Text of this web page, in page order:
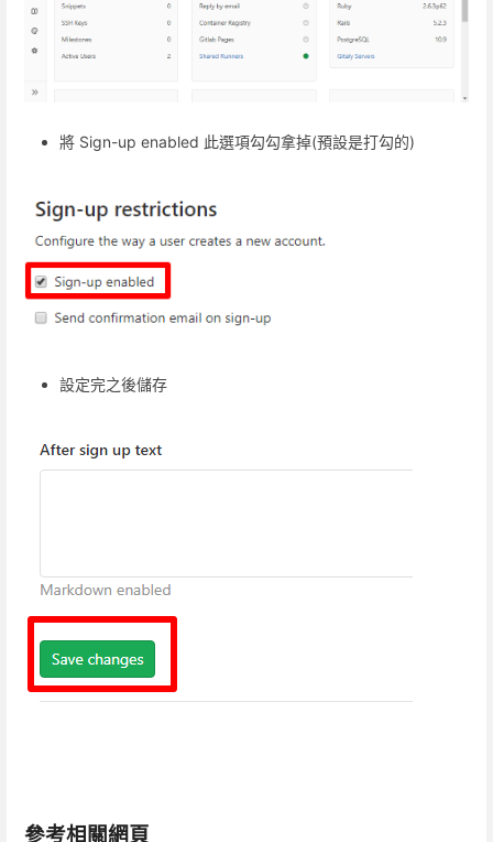
將 Sign-up enabled 此選項勾勾拿掉(預設是打勾的)
設定完之後儲存
參考相關網頁